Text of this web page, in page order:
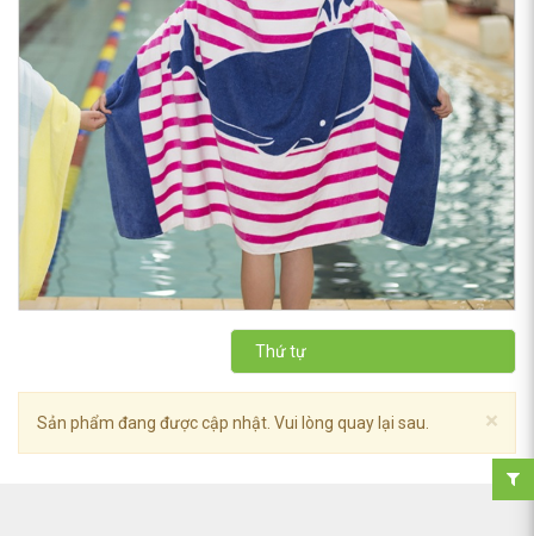
Thứ tự
×
Sản phẩm đang được cập nhật. Vui lòng quay lại sau.